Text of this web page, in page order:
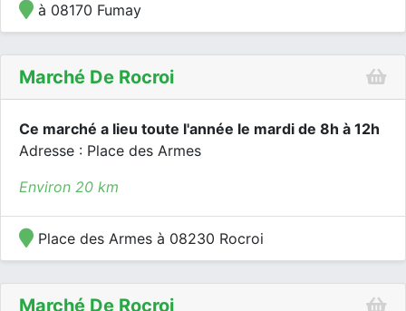
à 08170 Fumay
Marché De Rocroi
Ce marché a lieu toute l'année le mardi de 8h à 12h
Adresse : Place des Armes
Environ 20 km
Place des Armes à 08230 Rocroi
Marché De Rocroi